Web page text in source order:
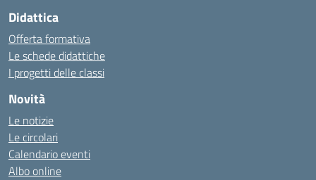
Didattica
Offerta formativa
Le schede didattiche
I progetti delle classi
Novità
Le notizie
Le circolari
Calendario eventi
Albo online